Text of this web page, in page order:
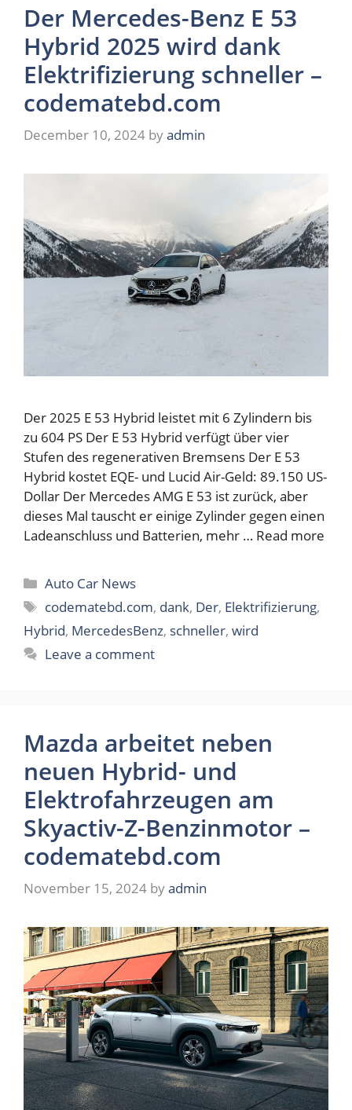
Der Mercedes-Benz E 53
Hybrid 2025 wird dank
Elektrifizierung schneller –
codematebd.com
December 10, 2024 byadmin
Der 2025 E 53 Hybrid leistet mit 6 Zylindern bis
zu 604 PS Der E 53 Hybrid verfügt über vier
Stufen des regenerativen Bremsens Der E 53
Hybrid kostet EQE- und Lucid Air-Geld: 89.150 US-
Dollar Der Mercedes AMG E 53 ist zurück, aber
dieses Mal tauscht er einige Zylinder gegen einen
Ladeanschluss und Batterien, mehr … Read more
Categories
Auto Car News
Tags
codematebd.com, dank, Der, Elektrifizierung,
Hybrid, MercedesBenz, schneller, wird
Leave a comment
Mazda arbeitet neben
neuen Hybrid- und
Elektrofahrzeugen am
Skyactiv-Z-Benzinmotor –
codematebd.com
November 15, 2024 byadmin